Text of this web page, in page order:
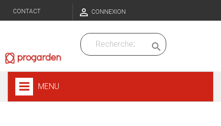
CONTACT  CONNEXION

MENU